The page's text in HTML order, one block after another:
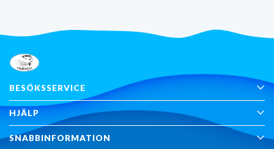
BESÖKSSERVICE
HJÄLP
SNABBINFORMATION